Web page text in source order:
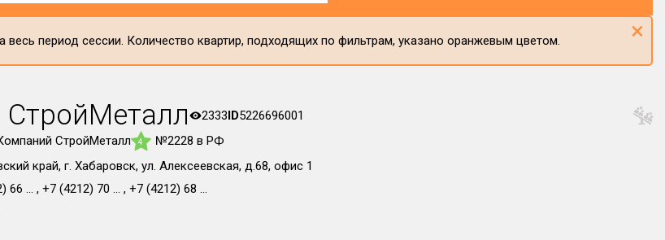
период сессии. Количество квартир, подходящих по фильтрам, указано оранжевым цветом. ×
СтройМеталл 2333ID5226696001
СтройМеталл 4
№2228 в РФ
край, г. Хабаровск, ул. Алексеевская, д.68, офис 1
66 ... , +7 (4212) 70 ... , +7 (4212) 68 ...